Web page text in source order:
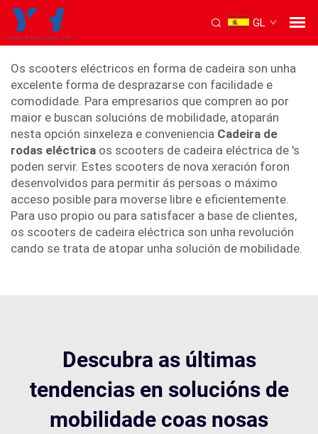
GL
scooter eléctrica con cadeira
Os scooters eléctricos en forma de cadeira son unha
excelente forma de desprazarse con facilidade e
comodidade. Para empresarios que compren ao por
maior e buscan solucións de mobilidade, atoparán
nesta opción sinxeleza e conveniencia Cadeira de
rodas eléctrica os scooters de cadeira eléctrica de 's
poden servir. Estes scooters de nova xeración foron
desenvolvidos para permitir ás persoas o máximo
acceso posible para moverse libre e eficientemente.
Para uso propio ou para satisfacer a base de clientes,
os scooters de cadeira eléctrica son unha revolución
cando se trata de atopar unha solución de mobilidade.
Descubra as últimas
tendencias en solucións de
mobilidade coas nosas